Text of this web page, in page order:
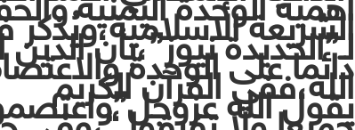
الشريعة
لـ”الحديدة نيوز”،بأن
دائما على الوحدة
الله،ففي القرآن الكريم
يقول الله